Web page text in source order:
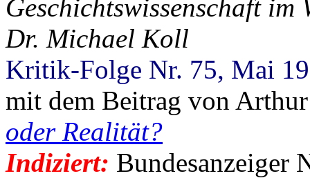
Geschichtswissenschaft
Dr. Michael Koll
Kritik-Folge Nr. 75, Mai
mit dem Beitrag von
oder Realität?
Indiziert: Bundesanzeiger